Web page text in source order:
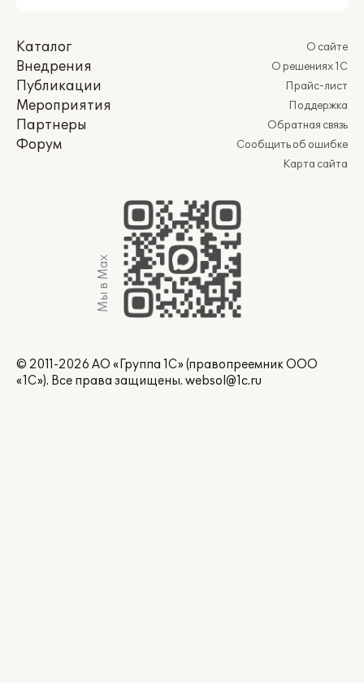
Каталог
Внедрения
Публикации
Мероприятия
Партнеры
Форум
О сайте
О решениях 1С
Прайс-лист
Поддержка
Обратная связь
Сообщить об ошибке
Карта сайта
Мы в Max
© 2011-2026 АО «Группа 1С» (правопреемник ООО
«1С»). Все права защищены. websol@1c.ru